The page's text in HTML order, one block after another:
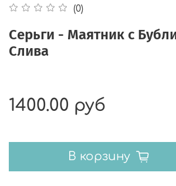
(0)
Серьги - Маятник с
Слива
1400.00 руб
В корзину